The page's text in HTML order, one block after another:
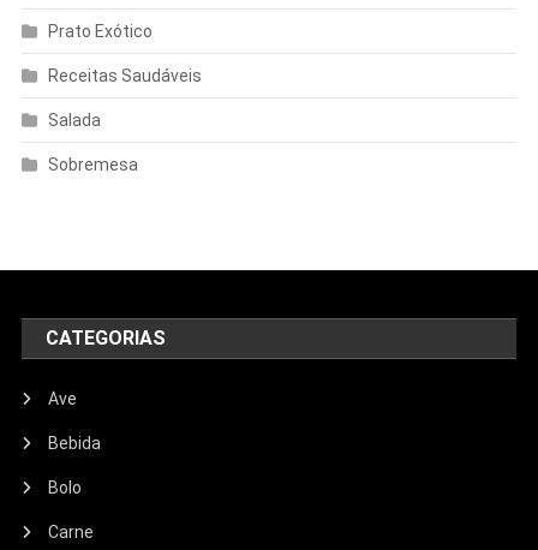
Prato Exótico
Receitas Saudáveis
Salada
Sobremesa
CATEGORIAS
Ave
Bebida
Bolo
Carne